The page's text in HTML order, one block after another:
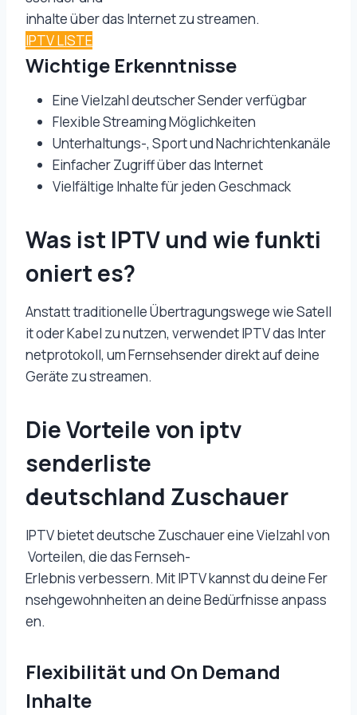
inhalte über das Internet zu streamen.
IPTV LISTE
Wichtige Erkenntnisse
Eine Vielzahl deutscher Sender verfügbar
Flexible Streaming Möglichkeiten
Unterhaltungs-, Sport und Nachrichtenkanäle
Einfacher Zugriff über das Internet
Vielfältige Inhalte für jeden Geschmack
Was ist IPTV und wie funkti
oniert es?
Anstatt traditionelle Übertragungswege wie Satell
it oder Kabel zu nutzen, verwendet IPTV das Inter
netprotokoll, um Fernsehsender direkt auf deine
Geräte zu streamen.
Die Vorteile von iptv
senderliste
deutschland Zuschauer
IPTV bietet deutsche Zuschauer eine Vielzahl von
Vorteilen, die das Fernseh-
Erlebnis verbessern. Mit IPTV kannst du deine Fer
nsehgewohnheiten an deine Bedürfnisse anpass
en.
Flexibilität und On Demand
Inhalte